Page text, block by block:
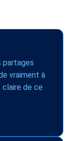
partages
vraiment à
claire de ce